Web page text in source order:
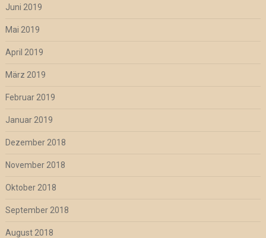
Juni 2019
Mai 2019
April 2019
März 2019
Februar 2019
Januar 2019
Dezember 2018
November 2018
Oktober 2018
September 2018
August 2018